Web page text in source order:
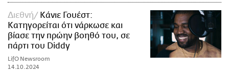
Διεθνή
Κάνιε Γουέστ:
Κατηγορείται ότι νάρκωσε και
βίασε την πρώην βοηθό του, σε
πάρτι του Diddy
LifO Newsroom
14.10.2024